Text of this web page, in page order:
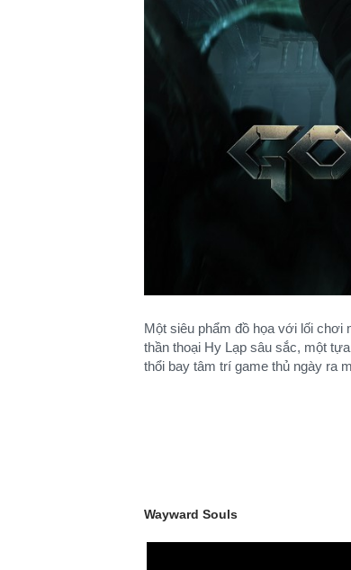
Một siêu phẩm đồ họa với lối chơi
thần thoại Hy Lạp sâu sắc, một
thổi bay tâm trí game thủ ngày ra
Wayward Souls